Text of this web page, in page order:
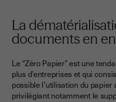
La
documents en
Le “Zéro Papier” est une
plus d’entreprises et qui
possible l’utilisation du
privilégiant notamment le